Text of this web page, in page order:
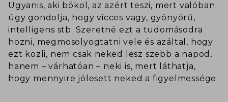
Ugyanis, aki bókol, az azért teszi, mert valóban
úgy gondolja, hogy vicces vagy, gyönyörű,
intelligens stb. Szeretné ezt a tudomásodra
hozni, megmosolyogtatni vele és azáltal, hogy
ezt közli, nem csak neked lesz szebb a napod,
hanem – várhatóan – neki is, mert láthatja,
hogy mennyire jólesett neked a figyelmessége.